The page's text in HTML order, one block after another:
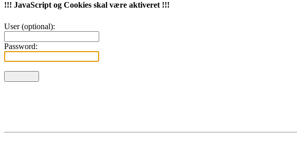
!!! JavaScript og Cookies skal være aktiveret !!!
User (optional):
Password: